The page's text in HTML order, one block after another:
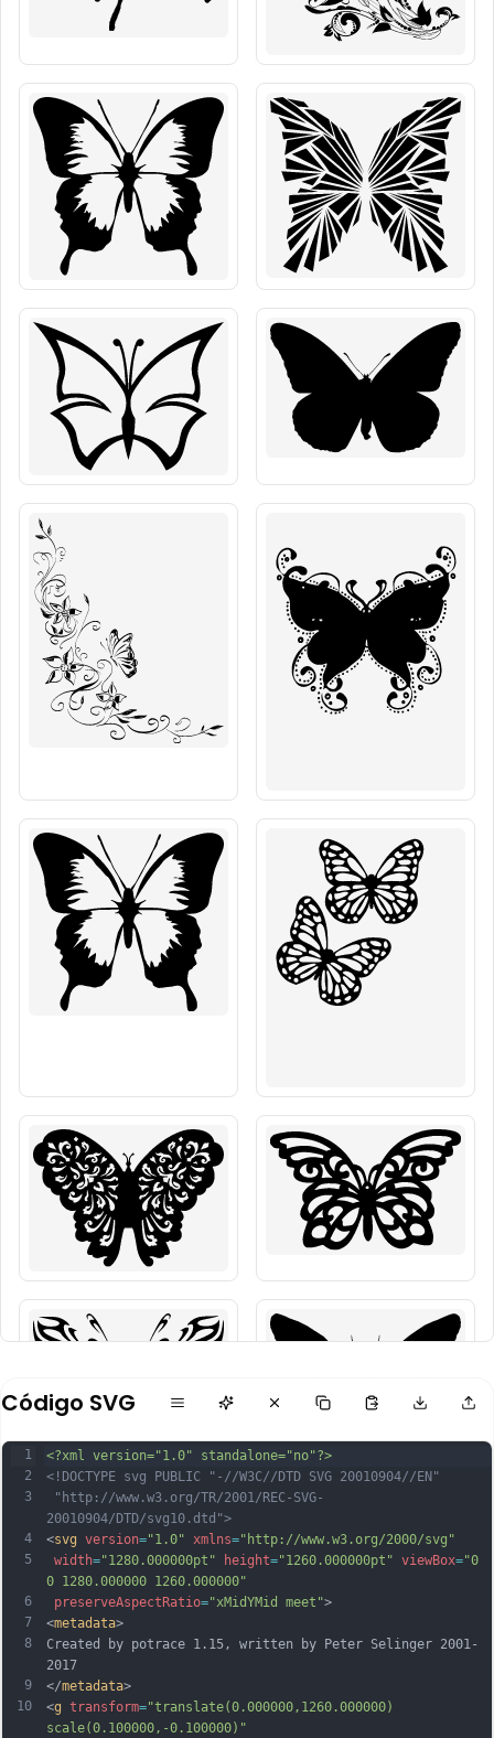
Código SVG
1
2
3
4
5
6
7
8
9
10
<?xml version="1.0" standalone="no"?>
<!DOCTYPE svg PUBLIC "-//W3C//DTD SVG 20010904//EN"
"http://www.w3.org/TR/2001/REC-SVG-
20010904/DTD/svg10.dtd">
<svg version="1.0" xmlns="http://www.w3.org/2000/svg"
width="1280.000000pt" height="1260.000000pt" viewBox="0
0 1280.000000 1260.000000"
preserveAspectRatio="xMidYMid meet">
<metadata>
Created by potrace 1.15, written by Peter Selinger 2001-
2017
</metadata>
<g transform="translate(0.000000,1260.000000)
scale(0.100000,-0.100000)"